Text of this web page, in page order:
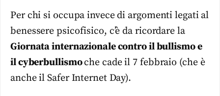
Per chi si occupa invece di argomenti legati al
benessere psicofisico, c’è da ricordare la
Giornata internazionale contro il bullismo e
il cyberbullismoche cade il 7 febbraio (che è
anche il Safer Internet Day).